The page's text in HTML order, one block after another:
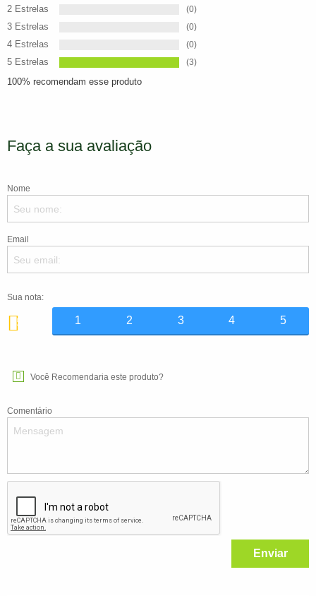
2 Estrelas (0)
3 Estrelas (0)
4 Estrelas (0)
5 Estrelas (3)
100% recomendam esse produto
Faça a sua avaliação
Nome
Email
Sua nota:
5 5
4
3
2
1
Você Recomendaria este produto?
Comentário
Enviar